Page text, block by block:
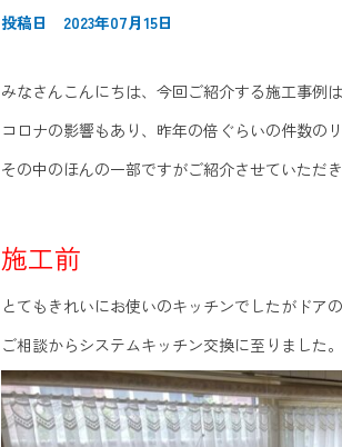
投稿日 2023年07月15日
みなさんこんにちは、今回ご紹介する施工事例
コロナの影響もあり、昨年の倍ぐらいの件数の
その中のほんの一部ですがご紹介させていただき
施工前
とてもきれいにお使いのキッチンでしたがドア
ご相談からシステムキッチン交換に至りました。